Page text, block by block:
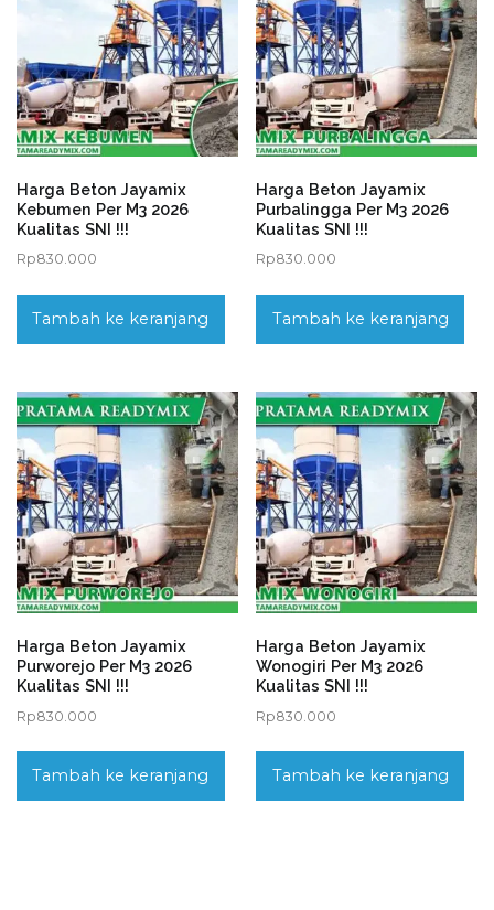
Harga Beton Jayamix
Kebumen Per M3 2026
Kualitas SNI !!!
Rp830.000
Tambah ke keranjang
Harga Beton Jayamix
Purbalingga Per M3 2026
Kualitas SNI !!!
Rp830.000
Tambah ke keranjang
Harga Beton Jayamix
Purworejo Per M3 2026
Kualitas SNI !!!
Rp830.000
Tambah ke keranjang
Harga Beton Jayamix
Wonogiri Per M3 2026
Kualitas SNI !!!
Rp830.000
Tambah ke keranjang